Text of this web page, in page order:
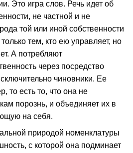
Это игра слов. Речь идет об
не частной и не
той или иной собственности
тем, кто ею управляет, но
А потребляют
через посредство
чиновники. Ее
то есть то, что она не
порознь, и объединяет их в
на себя.
природой номенклатуры
с которой она подминает